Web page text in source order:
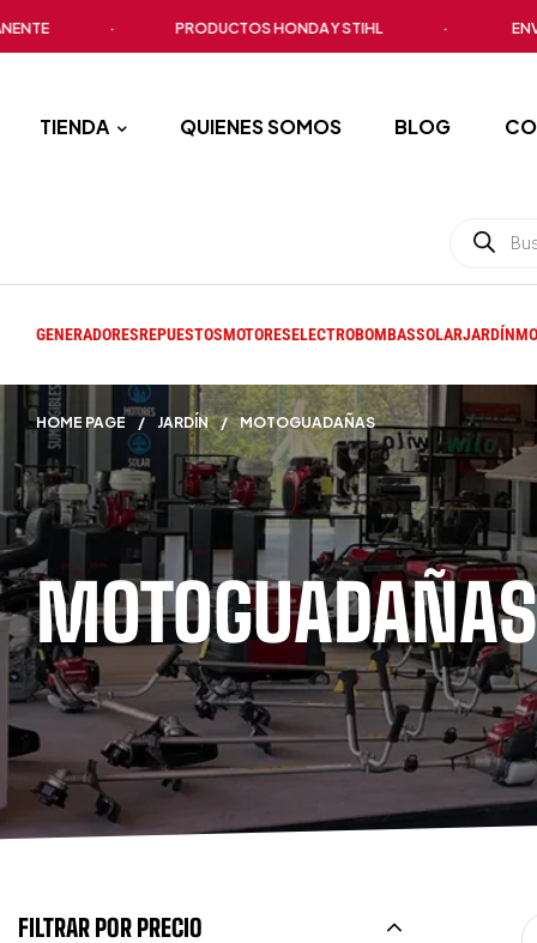
PRODUCTOS HONDA Y STIHL ENVÍO
TIENDA QUIENES SOMOS BLOG
GENERADORESREPUESTOSMOTORESELECTROBOMBASSOLARJARDÍN
MOTOGUADAÑAS
HOME PAGE / JARDÍN / MOTOGUADAÑAS
FILTRAR POR PRECIO